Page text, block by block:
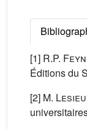
[1] R.P.
Éditions du
[2] M.